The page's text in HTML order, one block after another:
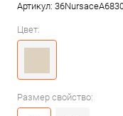
Артикул:
Цвет:
Размер свойство: